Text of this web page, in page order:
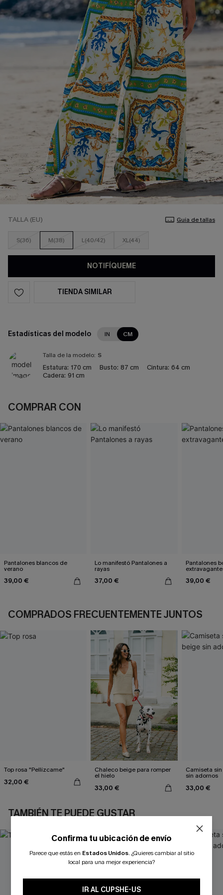
TALLA (EU) Guía de tallas
S(36) M(38) L(40/42) XL(44)
NOTIFÍQUEME
TIENDA SIMILAR
Estadísticas del modelo IN CM
Talla de la modelo: S
Estatura: 170 cm Busto: 87 cm Cintura: 64 cm
Cadera: 91 cm
COMPRAR CON
Pantalones blancos de
verano
39,00 €
Lo manifestó Pantalones a
rayas
37,00 €
Pantalones
39,00 €
COMPRADOS FRECUENTEMENTE JUNTOS
Top rosa "Pellízcame"
32,00 €
Chaleco beige para romper
el hielo
33,00 €
Camiseta
sin adornos
33,00 €
TAMBIÉN TE PUEDE GUSTAR
Confirma tu ubicación de envío
Parece que estás en Estados Unidos. ¿Quieres cambiar al sitio
local para una mejor experiencia?
IR AL CUPSHE-US